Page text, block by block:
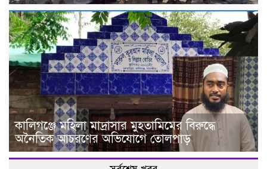
কালিগঞ্জে মহিলা মাদ্রাসার মুহতামিমের বিরুদ্ধে
অনৈতিক আচরণের অভিযোগে তোলপাড়